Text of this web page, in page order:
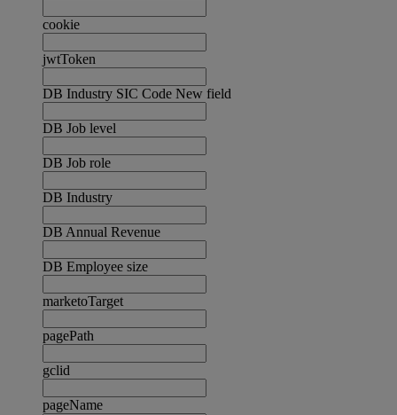
cookie
jwtToken
DB Industry SIC Code New field
DB Job level
DB Job role
DB Industry
DB Annual Revenue
DB Employee size
marketoTarget
pagePath
gclid
pageName